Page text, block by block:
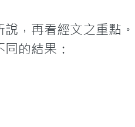
說，再看經文之重點
的結果：